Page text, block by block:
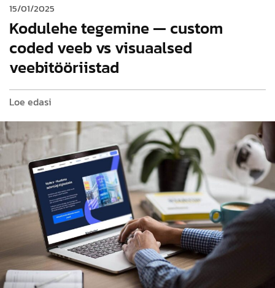
15/01/2025
Kodulehe tegemine — custom
coded veeb vs visuaalsed
veebitööriistad
Loe edasi